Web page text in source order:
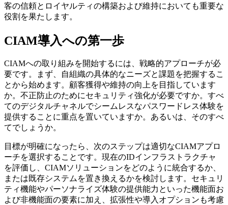
客の信頼とロイヤルティの構築および維持においても重要な
役割を果たします。
CIAM導入への第一歩
CIAMへの取り組みを開始するには、戦略的アプローチが必
要です。まず、自組織の具体的なニーズと課題を把握するこ
とから始めます。顧客獲得や維持の向上を目指しています
か。不正防止のためにセキュリティ強化が必要ですか。すべ
てのデジタルチャネルでシームレスなパスワードレス体験を
提供することに重点を置いていますか。あるいは、そのすべ
てでしょうか。
目標が明確になったら、次のステップは適切なCIAMアプロ
ーチを選択することです。現在のIDインフラストラクチャ
を評価し、CIAMソリューションをどのように統合するか、
または既存システムを置き換えるかを検討します。セキュリ
ティ機能やパーソナライズ体験の提供能力といった機能面お
よび非機能面の要素に加え、拡張性や導入オプションも考慮